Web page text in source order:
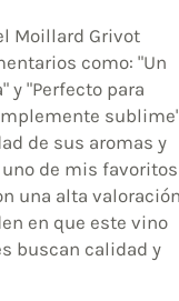
Moillard Grivot
como: "Un
y "Perfecto para
de sus aromas y
de mis favoritos
una alta
en que este vino
buscan calidad y